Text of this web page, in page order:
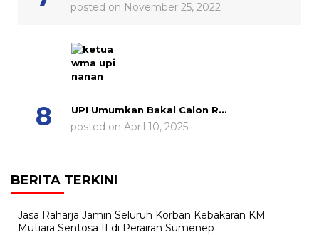
posted on November 25, 2022
UPI Umumkan Bakal Calon R...
posted on April 10, 2025
BERITA TERKINI
Jasa Raharja Jamin Seluruh Korban Kebakaran KM
Mutiara Sentosa II di Perairan Sumenep